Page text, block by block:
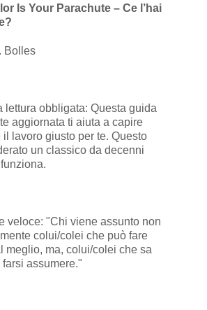
Is Your Parachute – Ce l’hai
Bolles
lettura obbligata: Questa guida
aggiornata ti aiuta a capire
il lavoro giusto per te. Questo
un classico da decenni
veloce: "Chi viene assunto non
colui/colei che può fare
meglio, ma, colui/colei che sa
assumere."